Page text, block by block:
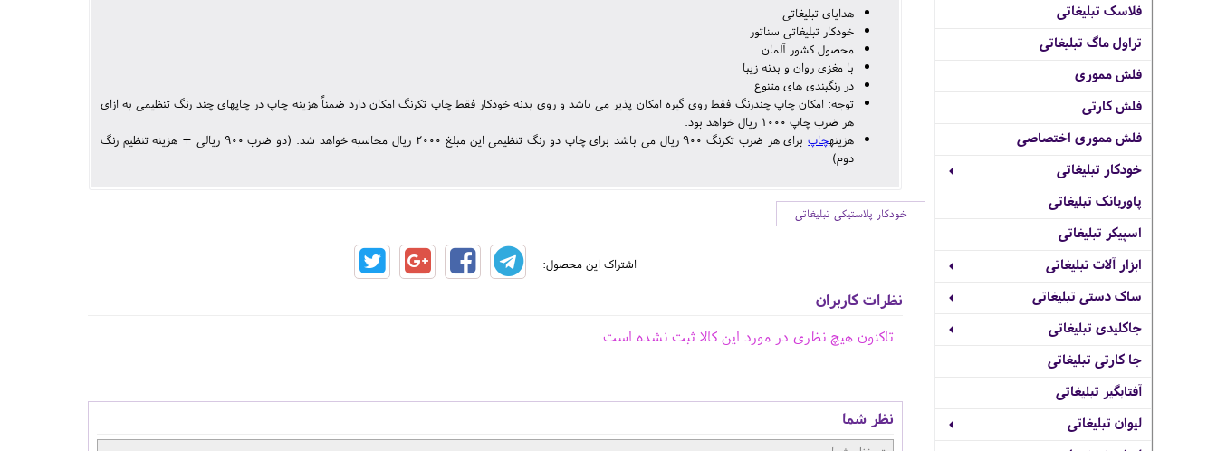
فلاسک تبلیغاتی
تراول ماگ تبلیغاتی
فلش مموری
فلش کارتی
فلش مموری اختصاصی
خودکار تبلیغاتی
پاوربانک تبلیغاتی
اسپیکر تبلیغاتی
ابزار آلات تبلیغاتی
ساک دستی تبلیغاتی
جاکلیدی تبلیغاتی
جا کارتی تبلیغاتی
آفتابگیر تبلیغاتی
لیوان تبلیغاتی
هدایای تبلیغاتی
خودکار تبلیغاتی سناتور
محصول کشور آلمان
با مغزی روان و بدنه زیبا
در رنگبندی های متنوع
توجه: امکان چاپ چندرنگ فقط روی گیره امکان پذیر می باشد و روی بدنه خودکار فقط چاپ تکرنگ امکان دارد ضمناً هزینه چاپ در چاپهای چند رنگ تنظیمی به ازای
هر ضرب چاپ 1000 ریال خواهد بود.
هزینهچاپ
برای هر ضرب تکرنگ 900 ریال می باشد برای چاپ دو رنگ تنظیمی این مبلغ 2000 ریال محاسبه خواهد شد. (دو ضرب 900 ریالی + هزینه تنظیم رنگ
دوم)
خودکار پلاستیکی تبلیغاتی
اشتراک این محصول:
نظرات کاربران
تاکنون هیچ نظری در مورد این کالا ثبت نشده است
نظر شما